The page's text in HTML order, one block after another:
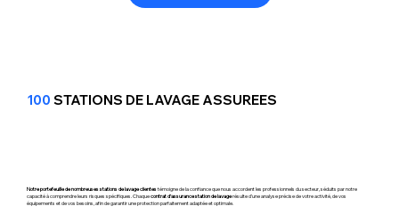
100 STATIONS DE LAVAGE ASSUREES
Notre portefeuille de nombreuses stations de lavage clientes témoigne de la confiance que nous accordent les professionnels du secteur, séduits par notre
capacité à comprendre leurs risques spécifiques. Chaquecontrat d’assurance station de lavagerésulte d’une analyse précise de votre activité, de vos
équipements et de vos besoins, afin de garantir une protection parfaitement adaptée et optimale.